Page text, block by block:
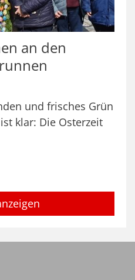
an den
und frisches Grün
klar: Die Osterzeit